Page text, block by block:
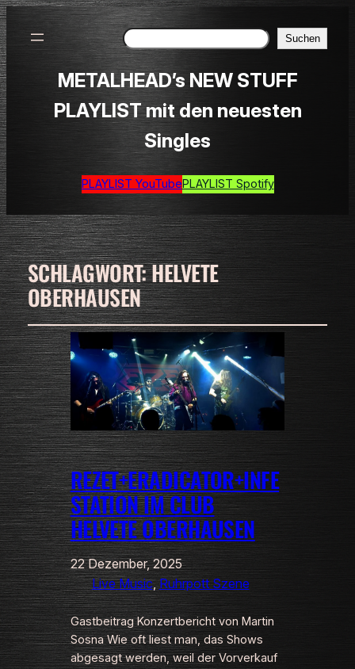
Suchen Suchen
METALHEAD’s NEW STUFF
PLAYLIST mit den neuesten
Singles
PLAYLIST YouTubePLAYLIST Spotify
SCHLAGWORT:HELVETE
OBERHAUSEN
REZET+ERADICATOR+INFE
STATION IM CLUB
HELVETE OBERHAUSEN
22 Dezember, 2025
Live Music, Ruhrpott Szene
Gastbeitrag Konzertbericht von Martin
Sosna Wie oft liest man, das Shows
abgesagt werden, weil der Vorverkauf